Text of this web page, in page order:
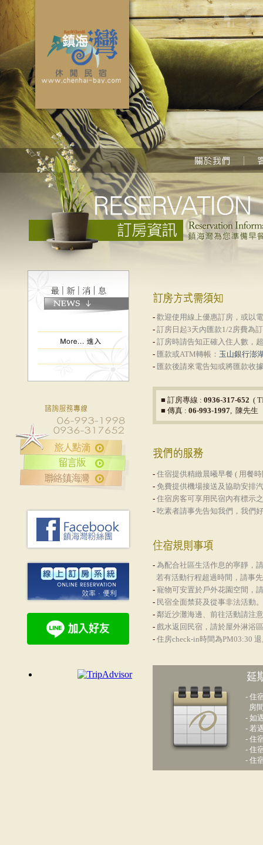
- 歡迎使用線上優惠訂房，或以
- 訂房日起3天內匯款1/2房費為
- 訂房時請告知正確入住人數，
- 匯款或ATM轉帳： 玉山銀行澎
- 匯款後請來電告知或將匯款收
■ 訂房專線 : 0936-317-652 (
■ 傳真 : 06-993-1997, 陳先生
- 住宿提供精緻晨曦早餐 ( 用餐
- 免費提供機場接送及協助安排
- 住宿房客可享用民宿內有標示
- 吃素者請事先告知我們，我們
- 為配合社區生活作息的寧靜，
若有活動行程超過時間，請事
- 寵物可安置於戶外花園空間，
- 民宿全面禁菸及從事非法活動。
- 鄰近沙灘海邊、前往活動請注
- 戲水返回民宿，請於屋外淋浴
- 住房check-in時間為PM03:30
- 住
房
- 如
- 若
- 住
- 住
- 住